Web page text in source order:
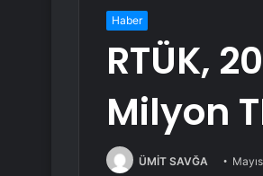
Haber
RTÜK,
Milyon
ÜMİT SAVĞA